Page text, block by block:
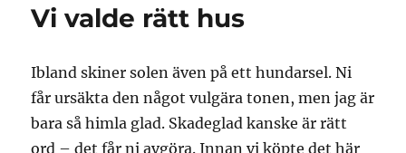
Vi valde rätt hus
Ibland skiner solen även på ett hundarsel. Ni
får ursäkta den något vulgära tonen, men jag är
bara så himla glad. Skadeglad kanske är rätt
ord – det får ni avgöra. Innan vi köpte det här